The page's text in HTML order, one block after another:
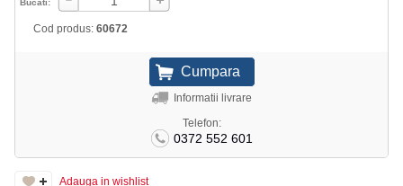
Bucati:
Cod produs: 60672
Informatii livrare
Telefon:
0372 552 601
Adauga in wishlist